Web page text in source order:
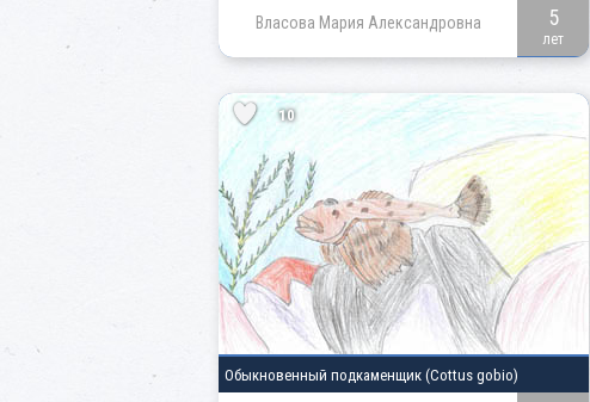
Власова Мария Александровна 5
лет
10
Обыкновенный подкаменщик (Cottus gobio)